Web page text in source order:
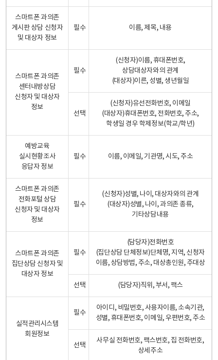
스마트폰 과의존
게시판 상담 신청자
및 대상자 정보
필수 이름, 제목, 내용
스마트폰 과의존
센터내방상담
신청자 및 대상자
정보
필수
(신청자)이름, 휴대폰번호,
상담대상자와의 관계
(대상자)이른, 성별, 생년월일
선택
(신청자)유선전화번호, 이메일
(대상자)휴대폰번호, 전화번호, 주소,
학생일 경우 학제정보(학교/학년)
예방교육
실시현황조사
응답자 정보
필수 이름, 이메일, 기관명, 시도, 주소
스마트폰 과의존
전화포털 상담
신청자 및 대상자
정보
필수
(신청자)성별, 나이, 대상자와의 관계
(대상자)성별, 나이, 과의존 종류,
기타상담내용
스마트폰 과의존
집단상담 신청자 및
대상자 정보
필수
(담당자)전화번호
(집단상담 단체정보)단체명, 지역, 신청자
이름, 상담방법, 주소, 대상총인원, 주대상
선택 (담당자)직위, 부서, 팩스
실적관리시스템
회원정보
필수
아이디, 비밀번호, 사용자이름, 소속기관,
성별, 휴대폰번호, 이메일, 우편번호, 주소
선택
사무실 전화번호, 팩스번호, 집 전화번호,
상세주소